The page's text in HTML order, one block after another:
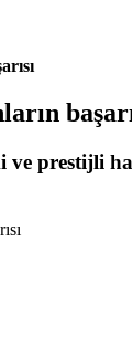
ve prestijli